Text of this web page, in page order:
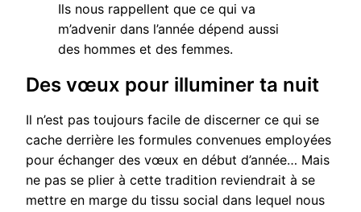
Ils nous rappellent que ce qui va
m’advenir dans l’année dépend aussi
des hommes et des femmes.
Des vœux pour illuminer ta nuit
Il n’est pas toujours facile de discerner ce qui se
cache derrière les formules convenues employées
pour échanger des vœux en début d’année… Mais
ne pas se plier à cette tradition reviendrait à se
mettre en marge du tissu social dans lequel nous